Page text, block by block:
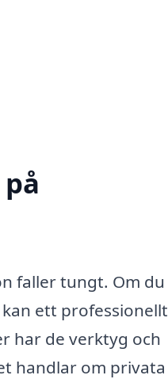
faller tungt. Om du
ett professionellt
har de verktyg och
handlar om privata